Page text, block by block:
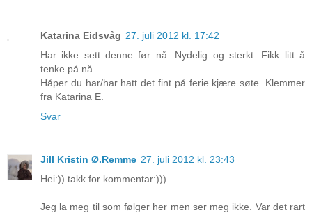
Katarina Eidsvåg 27. juli 2012 kl. 17:42
Har ikke sett denne før nå. Nydelig og sterkt. Fikk litt å
tenke på nå.
Håper du har/har hatt det fint på ferie kjære søte. Klemmer
fra Katarina E.
Svar
Jill Kristin Ø.Remme 27. juli 2012 kl. 23:43
Hei:)) takk for kommentar:)))
Jeg la meg til som følger her men ser meg ikke. Var det rart